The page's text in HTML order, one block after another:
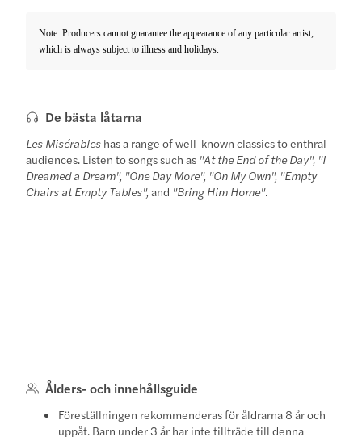
Note: Producers cannot guarantee the appearance of any particular artist,
which is always subject to illness and holidays.
De bästa låtarna
Les Misérables has a range of well-known classics to enthral
audiences. Listen to songs such as "At the End of the Day", "I
Dreamed a Dream", "One Day More", "On My Own", "Empty
Chairs at Empty Tables",and "Bring Him Home".
Ålders- och innehållsguide
Föreställningen rekommenderas för åldrarna 8 år och
uppåt. Barn under 3 år har inte tillträde till denna